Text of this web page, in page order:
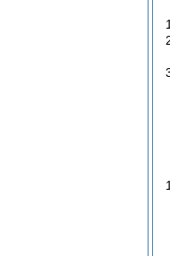
1
1